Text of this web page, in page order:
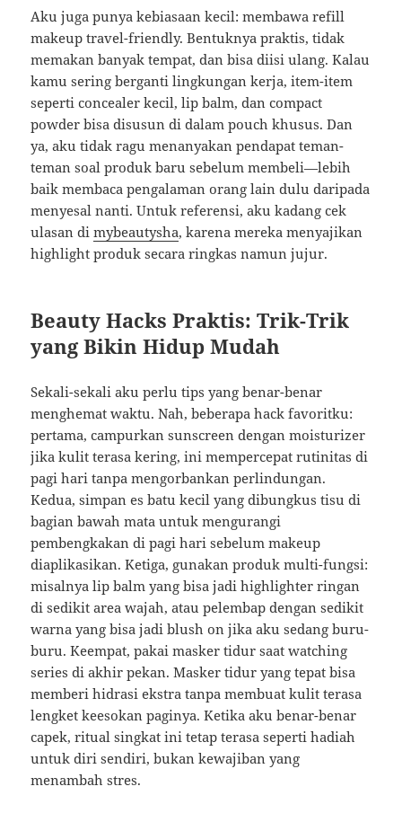
Aku juga punya kebiasaan kecil: membawa refill
makeup travel-friendly. Bentuknya praktis, tidak
memakan banyak tempat, dan bisa diisi ulang. Kalau
kamu sering berganti lingkungan kerja, item-item
seperti concealer kecil, lip balm, dan compact
powder bisa disusun di dalam pouch khusus. Dan
ya, aku tidak ragu menanyakan pendapat teman-
teman soal produk baru sebelum membeli—lebih
baik membaca pengalaman orang lain dulu daripada
menyesal nanti. Untuk referensi, aku kadang cek
ulasan dimybeautysha, karena mereka menyajikan
highlight produk secara ringkas namun jujur.
Beauty Hacks Praktis: Trik-Trik
yang Bikin Hidup Mudah
Sekali-sekali aku perlu tips yang benar-benar
menghemat waktu. Nah, beberapa hack favoritku:
pertama, campurkan sunscreen dengan moisturizer
jika kulit terasa kering, ini mempercepat rutinitas di
pagi hari tanpa mengorbankan perlindungan.
Kedua, simpan es batu kecil yang dibungkus tisu di
bagian bawah mata untuk mengurangi
pembengkakan di pagi hari sebelum makeup
diaplikasikan. Ketiga, gunakan produk multi-fungsi:
misalnya lip balm yang bisa jadi highlighter ringan
di sedikit area wajah, atau pelembap dengan sedikit
warna yang bisa jadi blush on jika aku sedang buru-
buru. Keempat, pakai masker tidur saat watching
series di akhir pekan. Masker tidur yang tepat bisa
memberi hidrasi ekstra tanpa membuat kulit terasa
lengket keesokan paginya. Ketika aku benar-benar
capek, ritual singkat ini tetap terasa seperti hadiah
untuk diri sendiri, bukan kewajiban yang
menambah stres.